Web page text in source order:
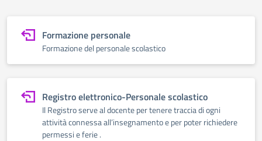
Formazione personale
Formazione del personale scolastico
Registro elettronico-Personale scolastico
Il Registro serve al docente per tenere traccia di ogni
attività connessa all’insegnamento e per poter richiedere
permessi e ferie .